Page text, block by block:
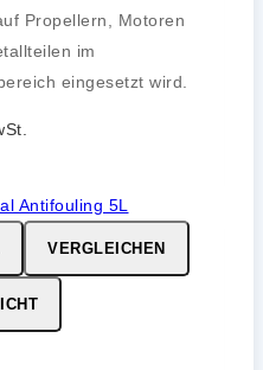
Propellern, Motoren
im
eingesetzt wird.
VERGLEICHEN